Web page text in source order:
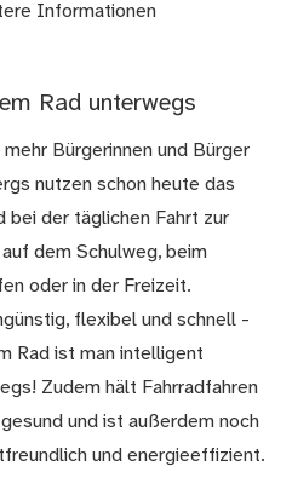
Informationen
Rad unterwegs
Bürgerinnen und Bürger
nutzen schon heute das
bei der täglichen Fahrt zur
dem Schulweg, beim
oder in der Freizeit.
flexibel und schnell -
Rad ist man intelligent
Zudem hält Fahrradfahren
und ist außerdem noch
und energieeffizient.